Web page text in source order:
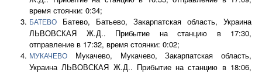
время стоянки: 0:34;
БАТЕВО
Батево, Батьево, Закарпатская область, Украина
ЛЬВОВСКАЯ Ж.Д.. Прибытие на станцию в 17:30,
отправление в 17:32, время стоянки: 0:02;
МУКАЧЕВО
Мукачево, Мукачево, Закарпатская область,
Украина ЛЬВОВСКАЯ Ж.Д.. Прибытие на станцию в 18:06,